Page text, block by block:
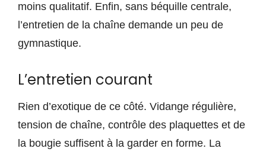
moins qualitatif. Enfin, sans béquille centrale,
l’entretien de la chaîne demande un peu de
gymnastique.
L’entretien courant
Rien d’exotique de ce côté. Vidange régulière,
tension de chaîne, contrôle des plaquettes et de
la bougie suffisent à la garder en forme. La